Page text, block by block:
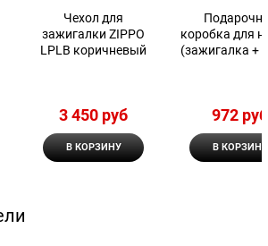
Чехол для
зажигалки ZIPPO
LPLB коричневый
3 450 руб
В КОРЗИНУ
коробка для
(зажигалка +
972 руб
В КОРЗИНУ